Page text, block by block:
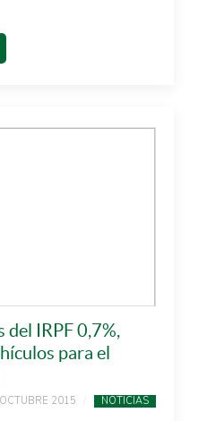
del IRPF 0,7%,
para el
2015 NOTICIAS